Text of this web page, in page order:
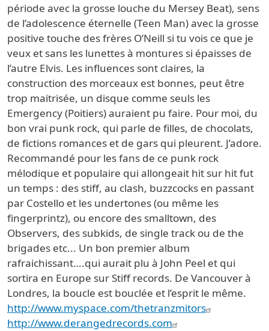
période avec la grosse louche du Mersey Beat), sens
de l’adolescence éternelle (Teen Man) avec la grosse
positive touche des frères O’Neill si tu vois ce que je
veux et sans les lunettes à montures si épaisses de
l’autre Elvis. Les influences sont claires, la
construction des morceaux est bonnes, peut être
trop maitrisée, un disque comme seuls les
Emergency (Poitiers) auraient pu faire. Pour moi, du
bon vrai punk rock, qui parle de filles, de chocolats,
de fictions romances et de gars qui pleurent. J’adore.
Recommandé pour les fans de ce punk rock
mélodique et populaire qui allongeait hit sur hit fut
un temps : des stiff, au clash, buzzcocks en passant
par Costello et les undertones (ou même les
fingerprintz), ou encore des smalltown, des
Observers, des subkids, de single track ou de the
brigades etc... Un bon premier album
rafraichissant….qui aurait plu à John Peel et qui
sortira en Europe sur Stiff records. De Vancouver à
Londres, la boucle est bouclée et l’esprit le même.
http://www.myspace.com/thetranzmitors
http://www.derangedrecords.com